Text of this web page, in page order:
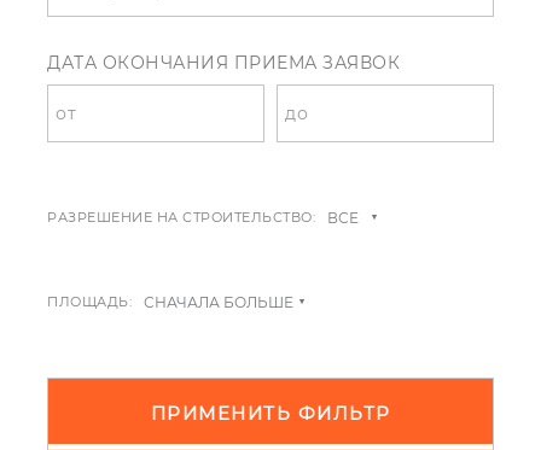
ДАТА ОКОНЧАНИЯ ПРИЕМА ЗАЯВОК
РАЗРЕШЕНИЕ НА СТРОИТЕЛЬСТВО:
ПЛОЩАДЬ:
ПРИМЕНИТЬ ФИЛЬТР